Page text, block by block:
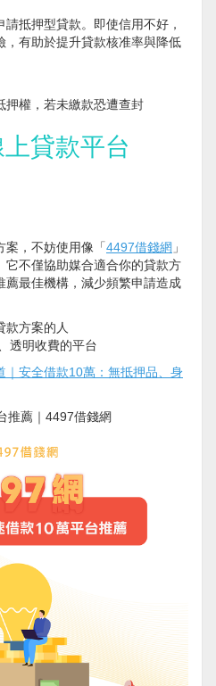
抵押型貸款。即使信用不好，
，有助於提升貸款核准率與降低
押權，若未繳款恐遭查封
貸款平台
案，不妨使用像「4497借錢網 」
它不僅協助媒合適合你的貸款方
薦最佳機構，減少頻繁申請造成
款方案的人
透明收費的平台
｜安全借款10萬：無抵押品、身
推薦｜4497借錢網